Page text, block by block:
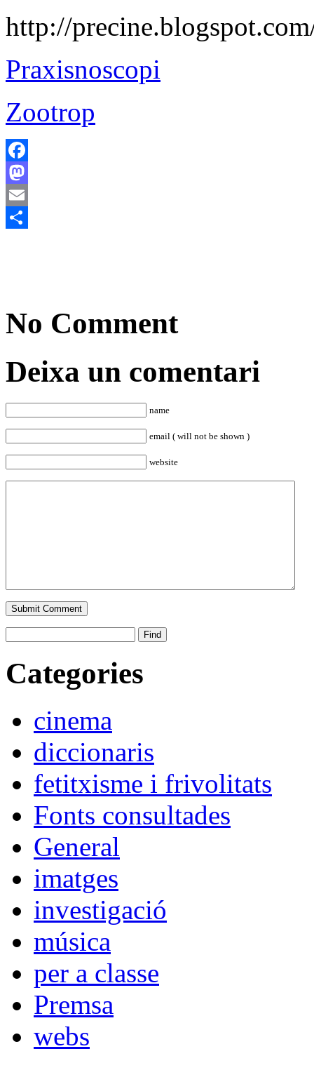
http://
Praxisnoscopi
Zootrop
Facebook
Mastodon
Email
No Comment
Deixa un comentari
name
email ( will not be shown )
website
Categories
cinema
diccionaris
fetitxisme i frivolitats
Fonts consultades
General
imatges
investigació
música
per a classe
Premsa
webs